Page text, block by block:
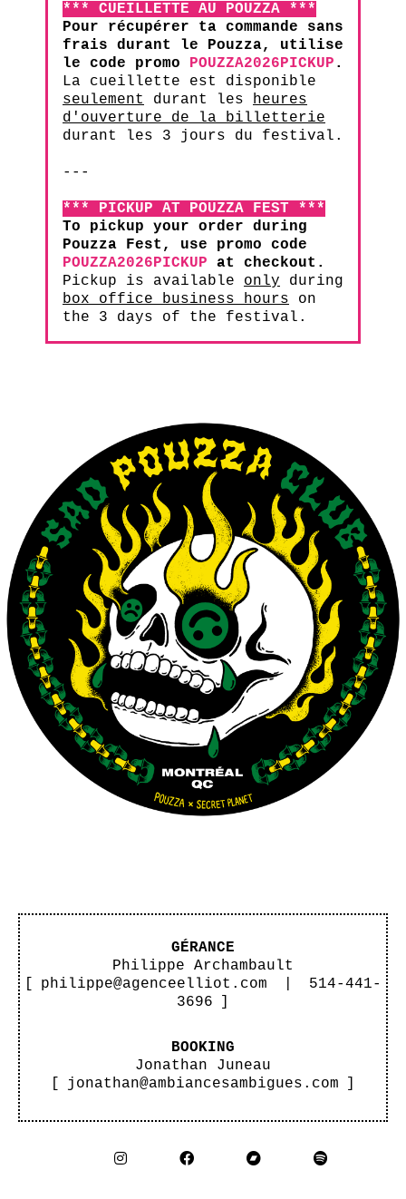
*** CUEILLETTE AU POUZZA ***
Pour récupérer ta commande sans
frais durant le Pouzza, utilise
le code promo POUZZA2026PICKUP .
La cueillette est disponible
seulement
durant les heures
d'ouverture de la billetterie
durant les 3 jours du festival.
---
*** PICKUP AT POUZZA FEST ***
To pickup your order during
Pouzza Fest, use promo code
POUZZA2026PICKUP at checkout.
Pickup is available only during
box office business hours on
the 3 days of the festival.
GÉRANCE
Philippe Archambault
[
philippe@agenceelliot.com
514-441-
3696
]
BOOKING
Jonathan Juneau
[
jonathan@ambiancesambigues.com ]